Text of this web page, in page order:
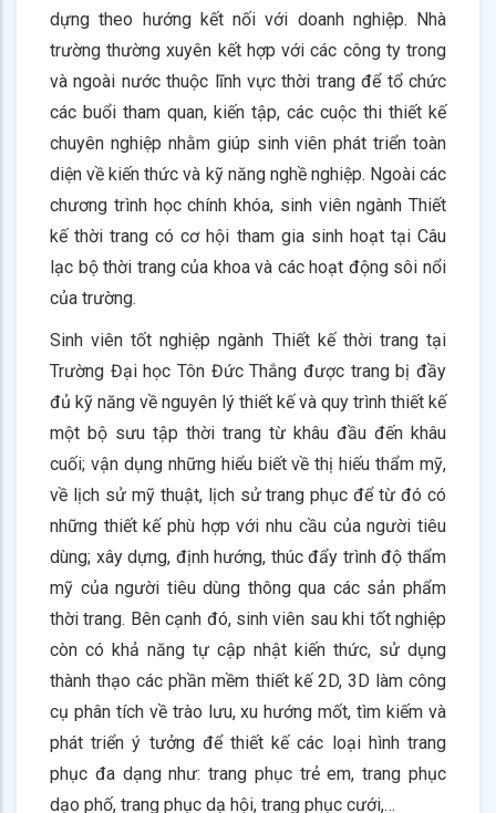
dựng theo hướng kết nối với doanh nghiệp. Nhà
trường thường xuyên kết hợp với các công ty trong
và ngoài nước thuộc lĩnh vực thời trang để tổ chức
các buổi tham quan, kiến tập, các cuộc thi thiết kế
chuyên nghiệp nhằm giúp sinh viên phát triển toàn
diện về kiến thức và kỹ năng nghề nghiệp. Ngoài các
chương trình học chính khóa, sinh viên ngành Thiết
kế thời trang có cơ hội tham gia sinh hoạt tại Câu
lạc bộ thời trang của khoa và các hoạt động sôi nổi
của trường.
Sinh viên tốt nghiệp ngành Thiết kế thời trang tại
Trường Đại học Tôn Đức Thắng được trang bị đầy
đủ kỹ năng về nguyên lý thiết kế và quy trình thiết kế
một bộ sưu tập thời trang từ khâu đầu đến khâu
cuối; vận dụng những hiểu biết về thị hiếu thẩm mỹ,
về lịch sử mỹ thuật, lịch sử trang phục để từ đó có
những thiết kế phù hợp với nhu cầu của người tiêu
dùng; xây dựng, định hướng, thúc đẩy trình độ thẩm
mỹ của người tiêu dùng thông qua các sản phẩm
thời trang. Bên cạnh đó, sinh viên sau khi tốt nghiệp
còn có khả năng tự cập nhật kiến thức, sử dụng
thành thạo các phần mềm thiết kế 2D, 3D làm công
cụ phân tích về trào lưu, xu hướng mốt, tìm kiếm và
phát triển ý tưởng để thiết kế các loại hình trang
phục đa dạng như: trang phục trẻ em, trang phục
dạo phố, trang phục dạ hội, trang phục cưới,…